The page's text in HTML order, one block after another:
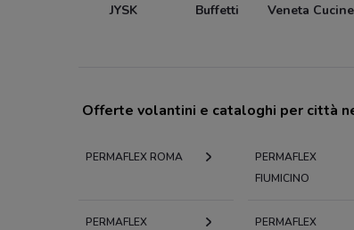
JYSK Buffetti Veneta Cucine
Offerte volantini e cataloghi per città
PERMAFLEX ROMA
PERMAFLEX
FIUMICINO
PERMAFLEX
PERMAFLEX